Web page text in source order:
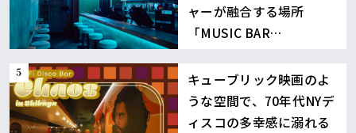
ャーが融合する場所
「MUSIC BAR
BOUNCE」
キューブリック映画のよ
うな空間で、70年代NYデ
ィスコの多幸感に溺れる